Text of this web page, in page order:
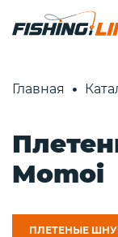
Главная
Momoi
ПЛЕТЕНЫЕ